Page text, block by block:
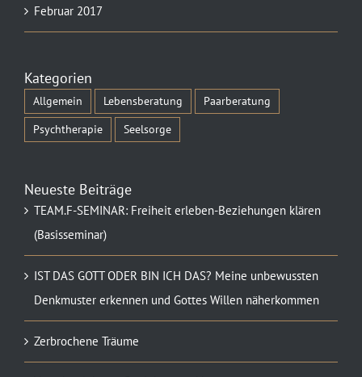
Februar 2017
Kategorien
Allgemein Lebensberatung
Paarberatung
Psychtherapie
Seelsorge
Neueste Beiträge
TEAM.F-SEMINAR: Freiheit erleben-Beziehungen klären
(Basisseminar)
IST DAS GOTT ODER BIN ICH DAS? Meine unbewussten
Denkmuster erkennen und Gottes Willen näherkommen
Zerbrochene Träume